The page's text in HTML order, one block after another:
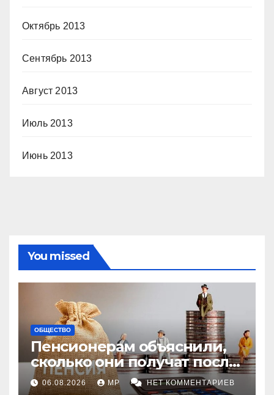
Октябрь 2013
Сентябрь 2013
Август 2013
Июль 2013
Июнь 2013
You missed
ОБЩЕСТВО
Пенсионерам объяснили,
сколько они получат после
индексации
06.08.2026 MP НЕТ КОММЕНТАРИЕВ